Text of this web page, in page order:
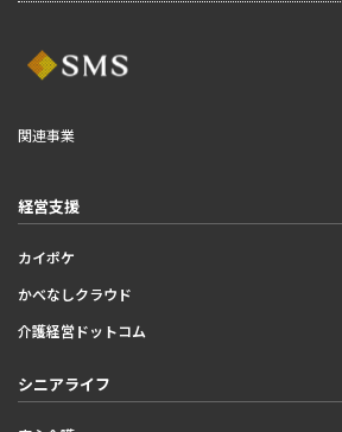
関連事業
経営支援
カイポケ
かべなしクラウド
介護経営ドットコム
シニアライフ